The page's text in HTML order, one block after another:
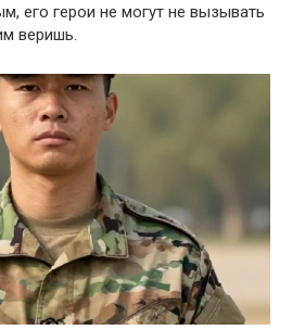
его герои не могут не вызывать
веришь.